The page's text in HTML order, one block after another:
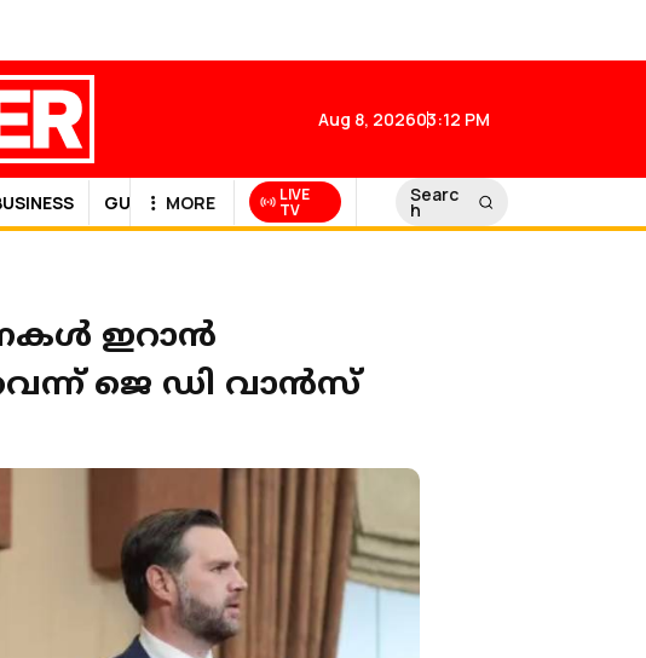
Aug 8, 202603:12 PM
GULF NEWS
MORE LIVE
TV
Searc
h
ഇറാന്‍
ജെ ഡി വാന്‍സ്